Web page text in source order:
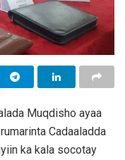
Muqdisho ayaa
Cadaaladda
ka kala socotay